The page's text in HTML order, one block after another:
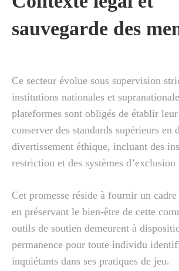
sauvegarde des
Ce secteur évolue sous supervision
institutions nationales et
plateformes sont obligés de établir
conserver des standards supérieurs en
divertissement éthique, incluant des
restriction et des systèmes
Cet promesse réside à fournir un
en préservant le bien-être de cette
outils de soutien demeurent à
permanence pour toute individu
inquiétants dans ses pratiques de jeu.